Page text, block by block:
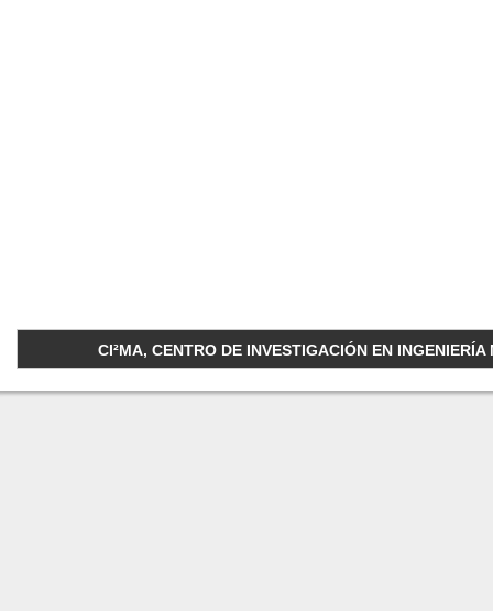
CI²MA, CENTRO DE INVESTIGACIÓN EN